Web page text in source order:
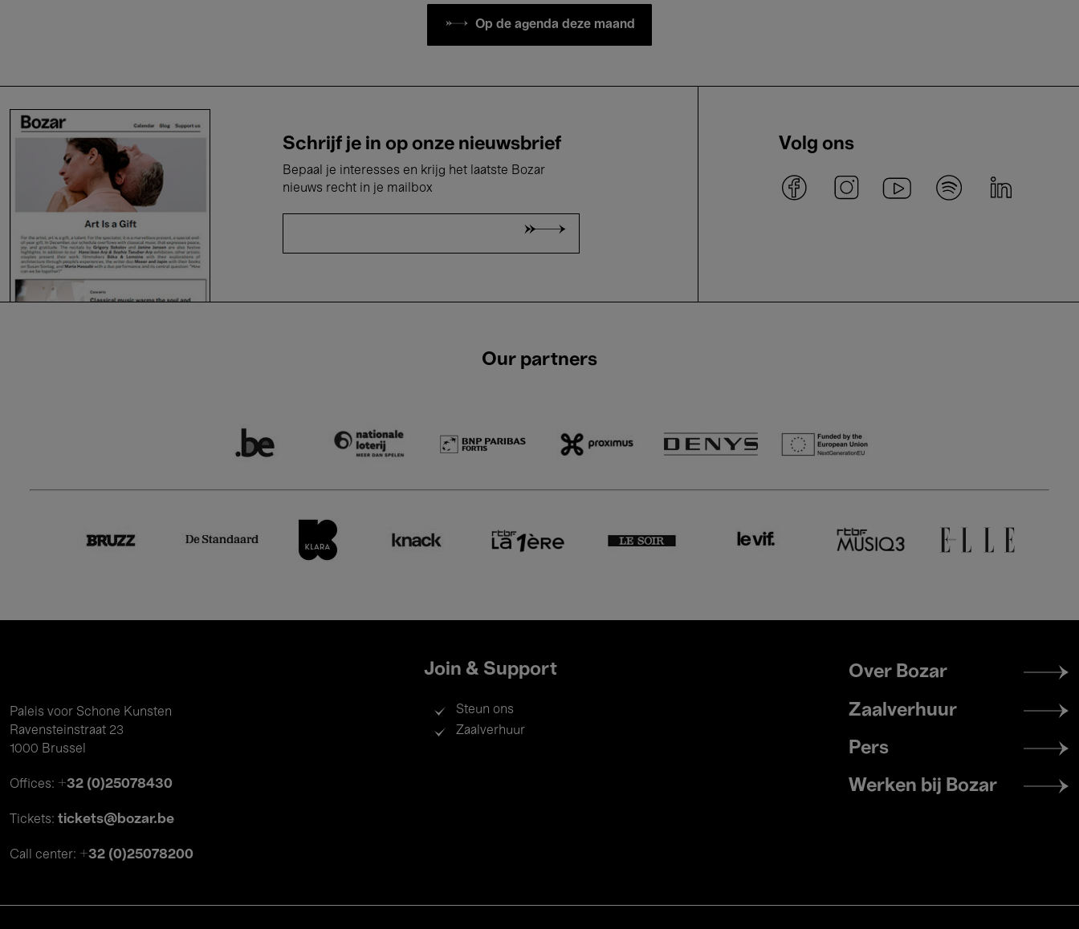
Op de agenda deze maand
Schrijf je in op onze nieuwsbrief
Bepaal je interesses en krijg het laatste Bozar
nieuws recht in je mailbox
Volg ons
Our partners
Paleis voor Schone Kunsten
Ravensteinstraat 23
1000 Brussel
Offices: +32 (0)25078430
Tickets: tickets@bozar.be
Call center: +32 (0)25078200
Join & Support
Steun ons
Zaalverhuur
Footer
menu
Over Bozar
Zaalverhuur
Pers
Werken bij Bozar